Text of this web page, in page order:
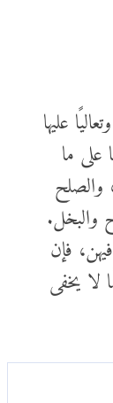
عليها
على ما
فإن
لا يخفى